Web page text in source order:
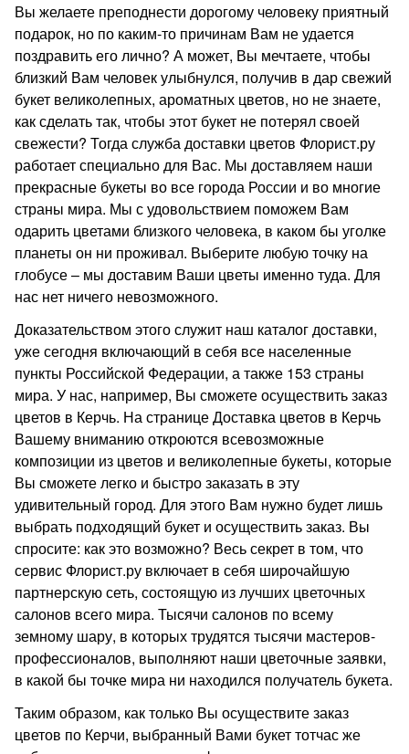
Вы желаете преподнести дорогому человеку приятный
подарок, но по каким-то причинам Вам не удается
поздравить его лично? А может, Вы мечтаете, чтобы
близкий Вам человек улыбнулся, получив в дар свежий
букет великолепных, ароматных цветов, но не знаете,
как сделать так, чтобы этот букет не потерял своей
свежести? Тогда служба доставки цветов Флорист.ру
работает специально для Вас. Мы доставляем наши
прекрасные букеты во все города России и во многие
страны мира. Мы с удовольствием поможем Вам
одарить цветами близкого человека, в каком бы уголке
планеты он ни проживал. Выберите любую точку на
глобусе – мы доставим Ваши цветы именно туда. Для
нас нет ничего невозможного.
Доказательством этого служит наш каталог доставки,
уже сегодня включающий в себя все населенные
пункты Российской Федерации, а также 153 страны
мира. У нас, например, Вы сможете осуществить заказ
цветов в Керчь. На странице Доставка цветов в Керчь
Вашему вниманию откроются всевозможные
композиции из цветов и великолепные букеты, которые
Вы сможете легко и быстро заказать в эту
удивительный город. Для этого Вам нужно будет лишь
выбрать подходящий букет и осуществить заказ. Вы
спросите: как это возможно? Весь секрет в том, что
сервис Флорист.ру включает в себя широчайшую
партнерскую сеть, состоящую из лучших цветочных
салонов всего мира. Тысячи салонов по всему
земному шару, в которых трудятся тысячи мастеров-
профессионалов, выполняют наши цветочные заявки,
в какой бы точке мира ни находился получатель букета.
Таким образом, как только Вы осуществите заказ
цветов по Керчи, выбранный Вами букет тотчас же